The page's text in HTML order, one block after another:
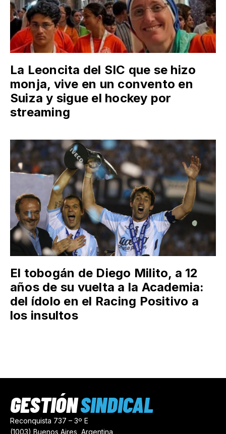
La Leoncita del SIC que se hizo
monja, vive en un convento en
Suiza y sigue el hockey por
streaming
El tobogán de Diego Milito, a 12
años de su vuelta a la Academia:
del ídolo en el Racing Positivo a
los insultos
Reconquista 737 – 3º E
(1003) Buenos Aires, Argentina
GESTIÓNSINDICAL